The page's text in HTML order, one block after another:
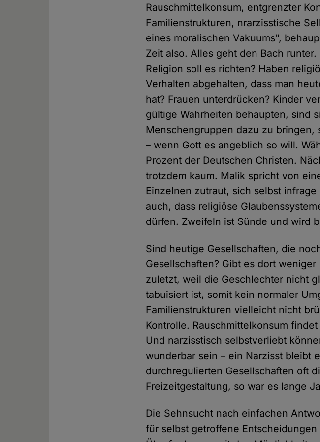
Rauschmittelkonsum, entgrenzter
Familienstrukturen, nrarzisstische
eines moralischen Vakuums",
Zeit also. Alles geht den Bach
Religion soll es richten? Haben
Verhalten abgehalten, dass man
hat? Frauen unterdrücken? Kinder
gültige Wahrheiten behaupten, sind
Menschengruppen dazu zu
– wenn Gott es angeblich so will.
Prozent der Deutschen Christen.
trotzdem kaum. Malik spricht von
Einzelnen zutraut, sich selbst
auch, dass religiöse
dürfen. Zweifeln ist Sünde und wird
Sind heutige Gesellschaften, die
Gesellschaften? Gibt es dort
zuletzt, weil die Geschlechter nicht
tabuisiert ist, somit kein normaler
Familienstrukturen vielleicht nicht
Kontrolle. Rauschmittelkonsum
Und narzisstisch selbstverliebt
wunderbar sein – ein Narzisst bleibt
durchregulierten Gesellschaften oft
Freizeitgestaltung, so war es lange
Die Sehnsucht nach einfachen
für selbst getroffene